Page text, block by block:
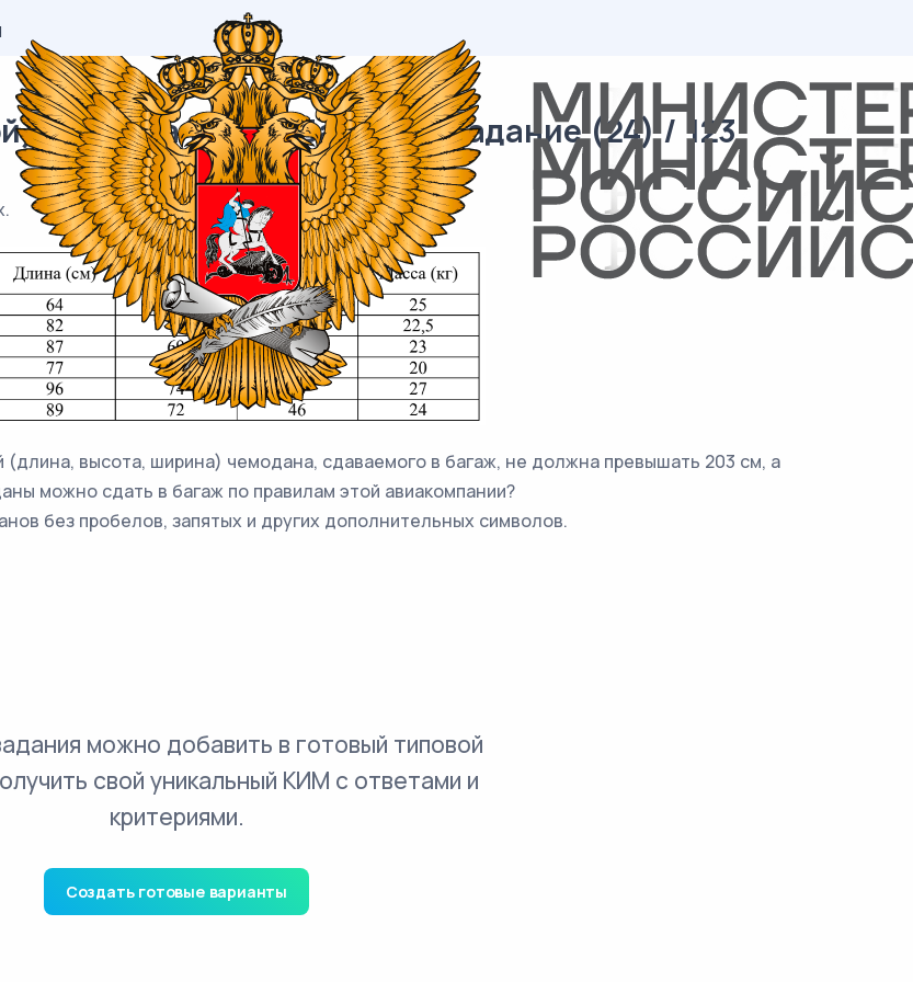
материал ЕГЭ / База / 06 задание (24) / 123
(длина, высота, ширина) чемодана, сдаваемого в багаж, не должна превышать 203 см, а
можно сдать в багаж по правилам этой авиакомпании?
без пробелов, запятых и других дополнительных символов.
можно добавить в готовый типовой
свой уникальный КИМ с ответами и
критериями.
Создать готовые варианты